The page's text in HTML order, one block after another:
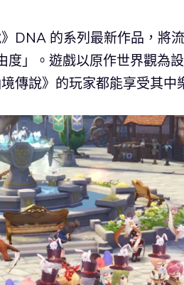
DNA 的系列最新作品，將
度」。遊戲以原作世界觀為
傳說》的玩家都能享受其中